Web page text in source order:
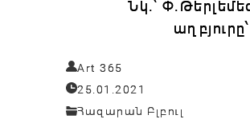
Նկ.՝
աղբյուրը՝
Art 365
25.01.2021
Հազարան Բլբուլ